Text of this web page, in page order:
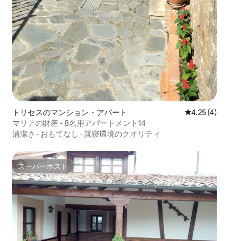
トリセスのマンション・アパート レビュー4
4.25 (4)
マリアの財産 - 8名用アパートメント14
清潔さ · おもてなし · 就寝環境のクオリティ
スーパーホスト
スーパーホスト